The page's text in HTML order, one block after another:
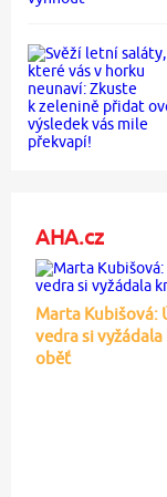
AHA.cz
Marta Kubišová:
vedra si
oběť